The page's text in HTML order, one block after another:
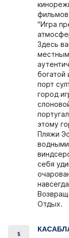
фильмов
"Игра
Здесь
богатой
порт
город
этому
Пляжи
себя
Отдых.
5